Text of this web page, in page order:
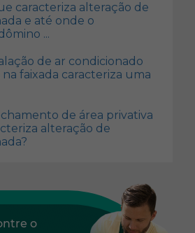
caracteriza alteração de
e até onde o
...
de ar condicionado
na faixada caracteriza uma
de área privativa
alteração de
o